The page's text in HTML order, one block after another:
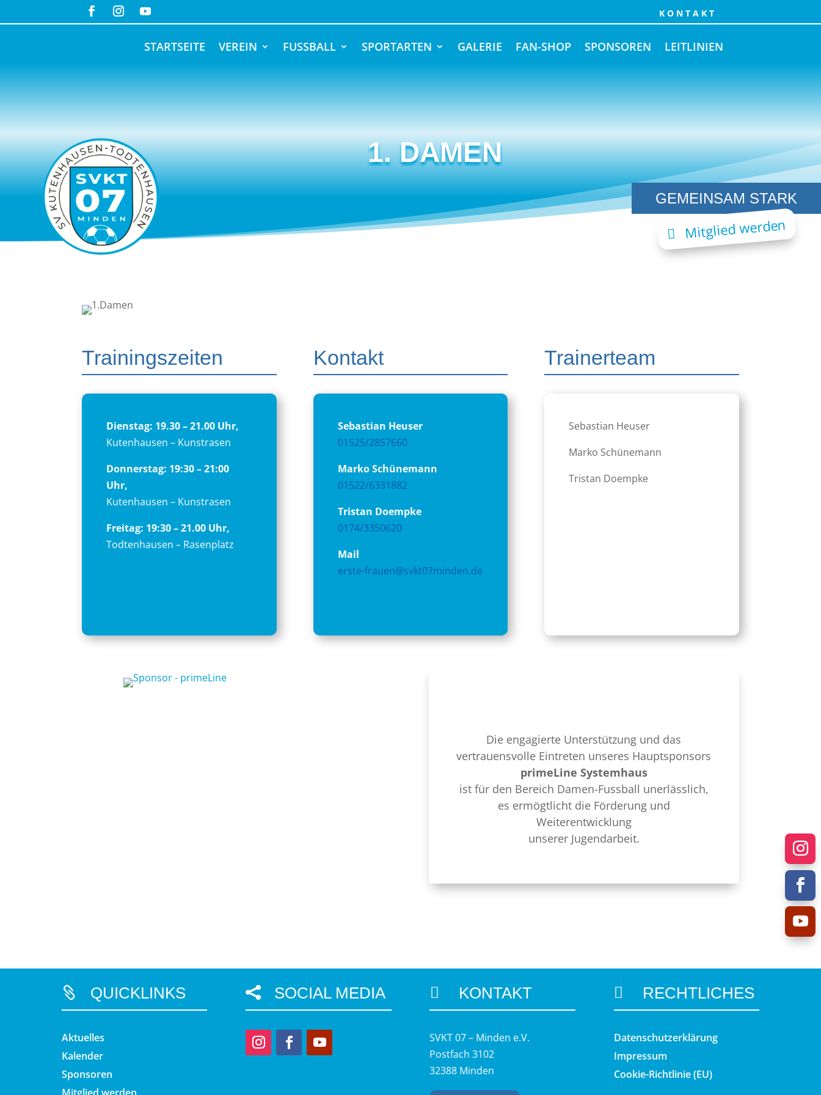
KONTAKT
STARTSEITE VEREIN FUSSBALL SPORTARTEN GALERIE FAN-SHOP SPONSOREN LEITLINIEN
1. DAMEN
GEMEINSAM STARK
Mitglied werden
Trainingszeiten
Dienstag: 19.30 – 21.00 Uhr,
Kutenhausen – Kunstrasen
Donnerstag: 19:30 – 21:00
Uhr,
Kutenhausen – Kunstrasen
Freitag: 19:30 – 21.00 Uhr,
Todtenhausen – Rasenplatz
Kontakt
Sebastian Heuser
01525/2857660
Marko Schünemann
01522/6331882
Tristan Doempke
0174/3350620
Mail
erste-frauen@svkt07minden.de
Trainerteam
Sebastian Heuser
Marko Schünemann
Tristan Doempke
Die engagierte Unterstützung und das
vertrauensvolle Eintreten unseres Hauptsponsors
primeLine Systemhaus
ist für den Bereich Damen-Fussball unerlässlich,
es ermögtlicht die Förderung und
Weiterentwicklung
unserer Jugendarbeit.
 QUICKLINKS
Aktuelles
Kalender
Sponsoren
 SOCIAL MEDIA  KONTAKT
SVKT 07 – Minden e.V.
Postfach 3102
32388 Minden
 RECHTLICHES
Datenschutzerklärung
Impressum
Cookie-Richtlinie (EU)